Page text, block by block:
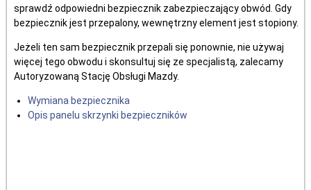
sprawdź odpowiedni bezpiecznik zabezpieczający obwód. Gdy
bezpiecznik jest przepalony, wewnętrzny element jest stopiony.
Jeżeli ten sam bezpiecznik przepali się ponownie, nie używaj
więcej tego obwodu i skonsultuj się ze specjalistą, zalecamy
Autoryzowaną Stację Obsługi Mazdy.
Wymiana bezpiecznika
Opis panelu skrzynki bezpieczników